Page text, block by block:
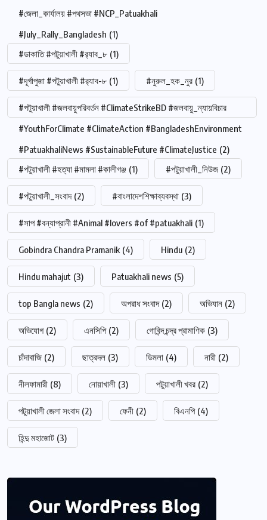
#জেলা_কার্যালয় #পথসভা #NCP_Patuakhali
#July_Rally_Bangladesh (1)
#ডাকাতি #পটুয়াখালী #র‍্যাব_৮ (1)
#দূর্গাপুজা #পটুয়াখালী #র‍্যাব-৮ (1) #নুরুল_হক_নুর (1)
#পটুয়াখালী #জলবায়ুপরিবর্তন #ClimateStrikeBD #জলবায়ু_ন্যায়বিচার
#YouthForClimate #ClimateAction #BangladeshEnvironment
#PatuakhaliNews #SustainableFuture #ClimateJustice (2)
#পটুয়াখালী #হত্যা #মামলা #কালীগঞ্জ (1) #পটুয়াখালী_নিউজ (2)
#পটুয়াখালী_সংবাদ (2) #বাংলাদেশশিক্ষাব্যবস্থা (3)
#সাপ #বন্যাপ্রানী #Animal #lovers #of #patuakhali (1)
Gobindra Chandra Pramanik (4) Hindu (2)
Hindu mahajut (3) Patuakhali news (5)
top Bangla news (2) অপরাধ সংবাদ (2) অভিযান (2)
অভিযোগ (2) এনসিপি (2) গোবিন্দ চন্দ্র প্রামাণিক (3)
চাঁদাবাজি (2) ছাত্রদল (3) ডিমলা (4) নারী (2)
নীলফামারী (8) নোয়াখালী (3) পটুয়াখালী খবর (2)
পটুয়াখালী জেলা সংবাদ (2) ফেনী (2) বিএনপি (4)
হিন্দু মহাজোট (3)